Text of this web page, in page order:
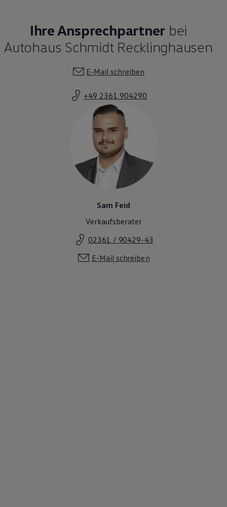
Ihre Ansprechpartner bei
Autohaus Schmidt Recklinghausen
E-Mail schreiben
+49 2361 904290
Sam Feid
Verkaufsberater
02361 / 90429-43
E-Mail schreiben